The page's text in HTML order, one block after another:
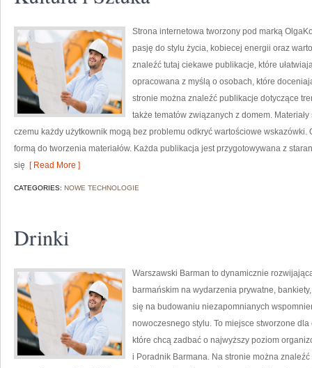
Strona internetowa tworzony pod marką
pasję do stylu życia, kobiecej energii oraz
znaleźć tutaj ciekawe publikacje, które
opracowana z myślą o osobach, które
stronie można znaleźć publikacje dotyczące
także tematów związanych z domem.
czemu każdy użytkownik mogą bez problemu odkryć wartościowe
formą do tworzenia materiałów. Każda publikacja jest przygotowywana z
się [ Read More ]
CATEGORIES: NOWE TECHNOLOGIE
Drinki
Warszawski Barman to dynamicznie
barmańskim na wydarzenia prywatne,
się na budowaniu niezapomnianych
nowoczesnego stylu. To miejsce stworzone
które chcą zadbać o najwyższy poziom
i Poradnik Barmana. Na stronie można